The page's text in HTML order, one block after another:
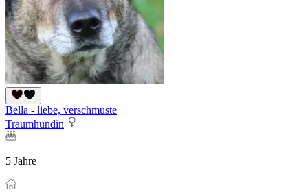
Bella - liebe, verschmuste
Traumhündin
5 Jahre